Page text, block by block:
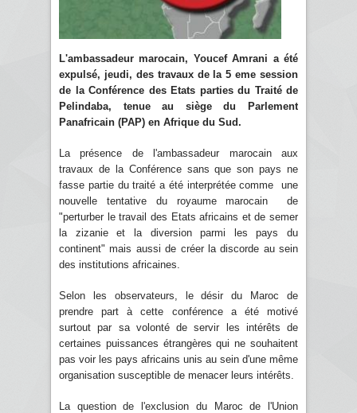
L'ambassadeur marocain, Youcef Amrani a été
expulsé, jeudi, des travaux de la 5 eme session
de la Conférence des Etats parties du Traité de
Pelindaba, tenue au siège du Parlement
Panafricain (PAP) en Afrique du Sud.
La présence de l'ambassadeur marocain aux
travaux de la Conférence sans que son pays ne
fasse partie du traité a été interprétée comme une
nouvelle tentative du royaume marocain de
"perturber le travail des Etats africains et de semer
la zizanie et la diversion parmi les pays du
continent" mais aussi de créer la discorde au sein
des institutions africaines.
Selon les observateurs, le désir du Maroc de
prendre part à cette conférence a été motivé
surtout par sa volonté de servir les intérêts de
certaines puissances étrangères qui ne souhaitent
pas voir les pays africains unis au sein d'une même
organisation susceptible de menacer leurs intérêts.
La question de l'exclusion du Maroc de l'Union